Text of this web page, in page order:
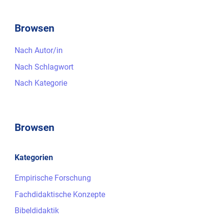
Browsen
Nach Autor/in
Nach Schlagwort
Nach Kategorie
Browsen
Kategorien
Empirische Forschung
Fachdidaktische Konzepte
Bibeldidaktik